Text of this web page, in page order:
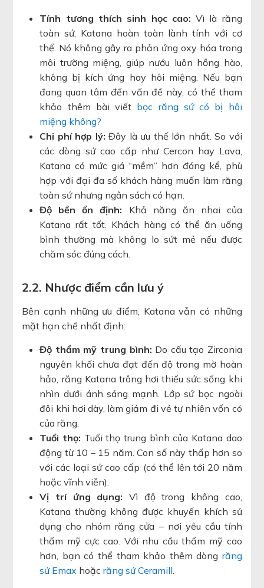
Tính tương thích sinh học cao: Vì là răng
toàn sứ, Katana hoàn toàn lành tính với cơ
thể. Nó không gây ra phản ứng oxy hóa trong
môi trường miệng, giúp nướu luôn hồng hào,
không bị kích ứng hay hôi miệng. Nếu bạn
đang quan tâm đến vấn đề này, có thể tham
khảo thêm bài viết bọc răng sứ có bị hôi
miệng không?
Chi phí hợp lý: Đây là ưu thế lớn nhất. So với
các dòng sứ cao cấp như Cercon hay Lava,
Katana có mức giá “mềm” hơn đáng kể, phù
hợp với đại đa số khách hàng muốn làm răng
toàn sứ nhưng ngân sách có hạn.
Độ bền ổn định: Khả năng ăn nhai của
Katana rất tốt. Khách hàng có thể ăn uống
bình thường mà không lo sứt mẻ nếu được
chăm sóc đúng cách.
2.2. Nhược điểm cần lưu ý
Bên cạnh những ưu điểm, Katana vẫn có những
mặt hạn chế nhất định:
Độ thẩm mỹ trung bình: Do cấu tạo Zirconia
nguyên khối chưa đạt đến độ trong mờ hoàn
hảo, răng Katana trông hơi thiếu sức sống khi
nhìn dưới ánh sáng mạnh. Lớp sứ bọc ngoài
đôi khi hơi dày, làm giảm đi vẻ tự nhiên vốn có
của răng.
Tuổi thọ: Tuổi thọ trung bình của Katana dao
động từ 10 – 15 năm. Con số này thấp hơn so
với các loại sứ cao cấp (có thể lên tới 20 năm
hoặc vĩnh viễn).
Vị trí ứng dụng: Vì độ trong không cao,
Katana thường không được khuyến khích sử
dụng cho nhóm răng cửa – nơi yêu cầu tính
thẩm mỹ cực cao. Với nhu cầu thẩm mỹ cao
hơn, bạn có thể tham khảo thêm dòng răng
sứ Emax hoặcrăng sứ Ceramill